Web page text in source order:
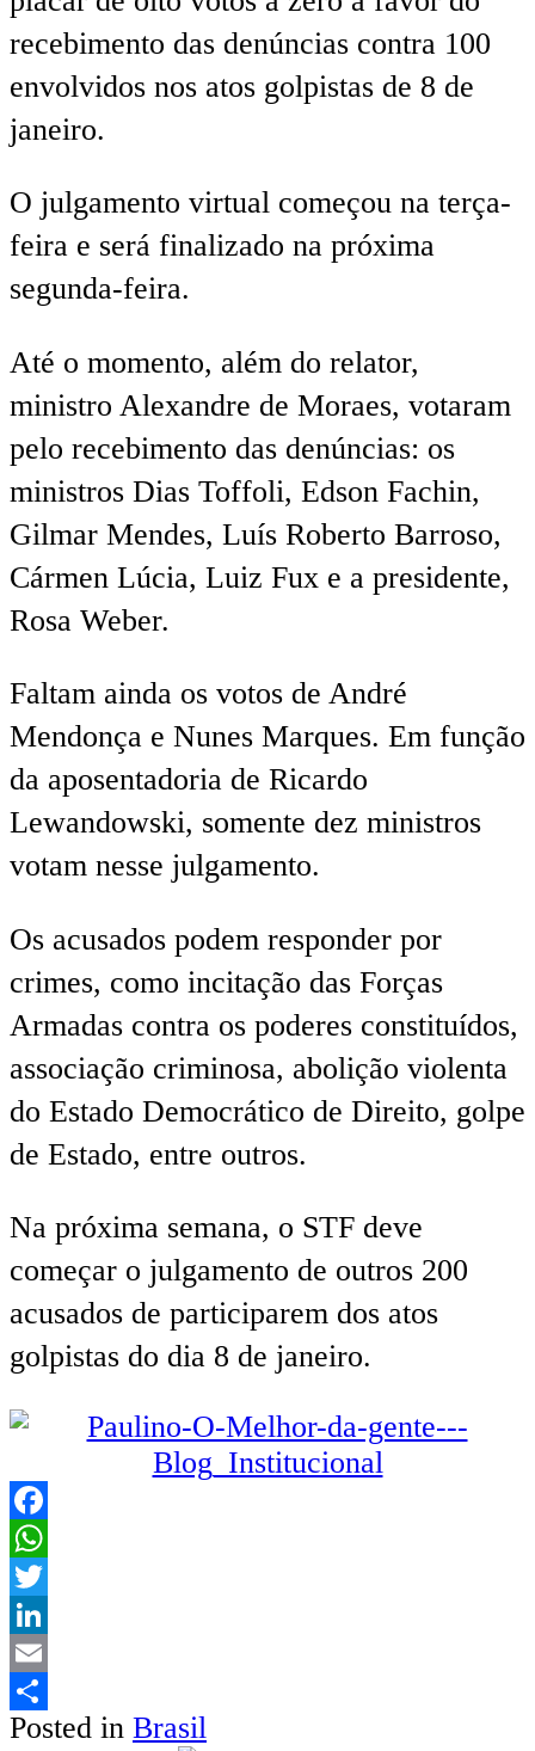
recebimento das denúncias contra 100
envolvidos nos atos golpistas de 8 de
janeiro.
O julgamento virtual começou na terça-
feira e será finalizado na próxima
segunda-feira.
Até o momento, além do relator,
ministro Alexandre de Moraes, votaram
pelo recebimento das denúncias: os
ministros Dias Toffoli, Edson Fachin,
Gilmar Mendes, Luís Roberto Barroso,
Cármen Lúcia, Luiz Fux e a presidente,
Rosa Weber.
Faltam ainda os votos de André
Mendonça e Nunes Marques. Em função
da aposentadoria de Ricardo
Lewandowski, somente dez ministros
votam nesse julgamento.
Os acusados podem responder por
crimes, como incitação das Forças
Armadas contra os poderes constituídos,
associação criminosa, abolição violenta
do Estado Democrático de Direito, golpe
de Estado, entre outros.
Na próxima semana, o STF deve
começar o julgamento de outros 200
acusados de participarem dos atos
golpistas do dia 8 de janeiro.
Facebook
WhatsApp
Twitter
LinkedIn
Email
Share
Posted in Brasil